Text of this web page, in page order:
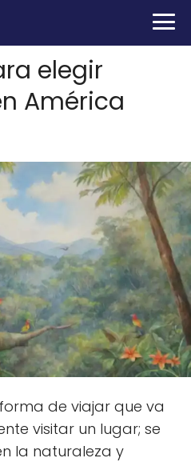
elegir
América
de viajar que va
visitar un lugar; se
la naturaleza y